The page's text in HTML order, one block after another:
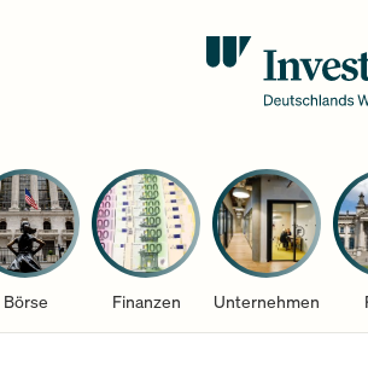
Börse Finanzen Unternehmen